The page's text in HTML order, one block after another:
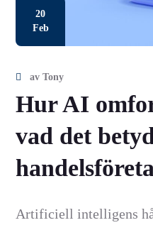
20
Feb
avTony
Hur AI
vad det
Artificiell intelligens